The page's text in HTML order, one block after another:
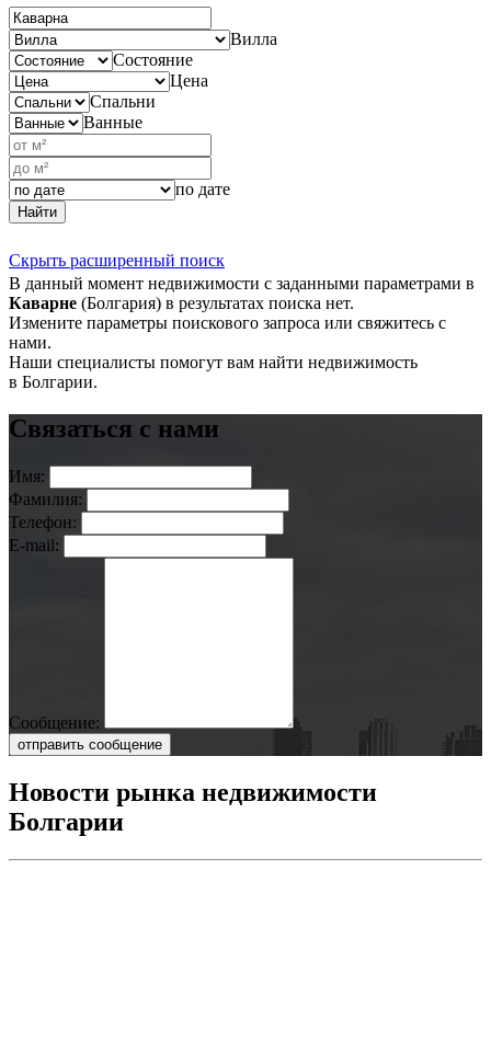
Вилла
Состояние
Цена
Спальни
Ванные
по дате
Найти
Скрыть расширенный поиск
В данный момент недвижимости с заданными параметрами в
Каварне (Болгария) в результатах поиска нет.
Измените параметры поискового запроса или свяжитесь с
нами.
Наши специалисты помогут вам найти недвижимость
в Болгарии.
Связаться с нами
Имя:
Фамилия:
Телефон:
E-mail:
Сообщение:
отправить сообщение
Новости рынка недвижимости
Болгарии